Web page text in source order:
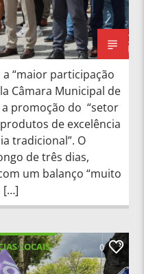
“maior participação
Câmara Municipal de
promoção do “setor
de excelência
tradicional”. O
de três dias,
um balanço “muito
[…]
LOCAIS
0